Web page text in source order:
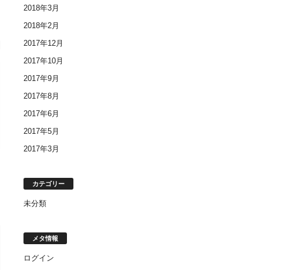
2018年3月
2018年2月
2017年12月
2017年10月
2017年9月
2017年8月
2017年6月
2017年5月
2017年3月
カテゴリー
未分類
メタ情報
ログイン